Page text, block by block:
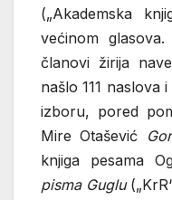
(„Akademska
većinom
članovi žirija
našlo 111 naslova
izboru, pored
Mire Otašević
knjiga pesama
pisma Guglu